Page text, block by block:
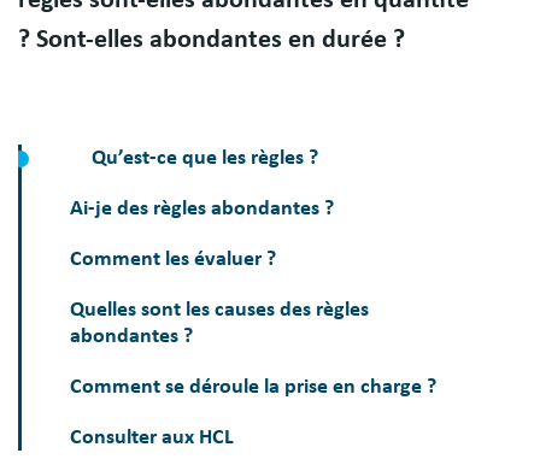
? Sont-elles abondantes en durée ?
Qu’est-ce que les règles ?
Ai-je des règles abondantes ?
Comment les évaluer ?
Quelles sont les causes des règles
abondantes ?
Comment se déroule la prise en charge ?
Consulter aux HCL